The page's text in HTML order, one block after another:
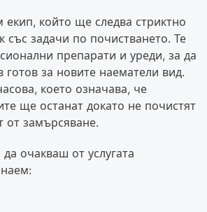
който ще следва стриктно
със задачи по почистването. Те
препарати и уреди, за да
готов за новите наематели вид.
което означава, че
ще останат докато не почистят
от замърсяване.
очакваш от услугата